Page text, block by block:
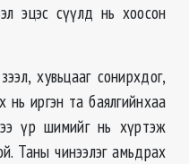
эцэс сүүлд нь хоосон
хувьцааг сонирхдог,
нь иргэн та баялгийнхаа
үр шимийг нь хүртэж
Таны чинээлэг амьдрах